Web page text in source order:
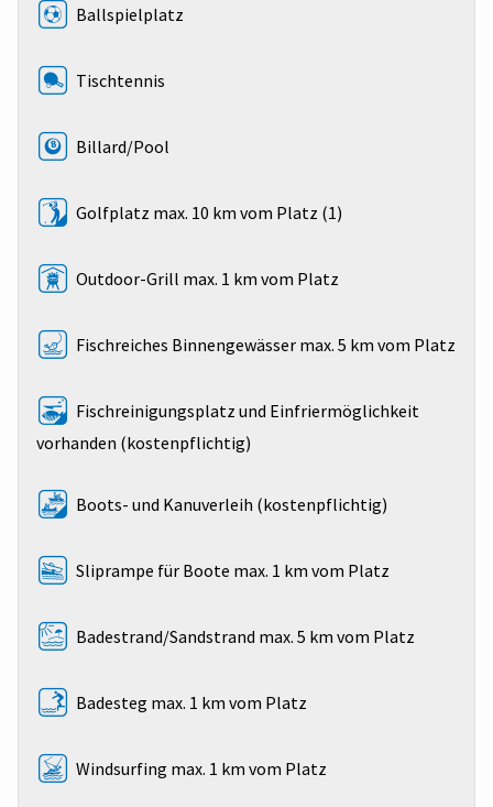
Ballspielplatz
Tischtennis
Billard/Pool
Golfplatz max. 10 km vom Platz (1)
Outdoor-Grill max. 1 km vom Platz
Fischreiches Binnengewässer max. 5 km vom Platz
Fischreinigungsplatz und Einfriermöglichkeit
vorhanden (kostenpflichtig)
Boots- und Kanuverleih (kostenpflichtig)
Sliprampe für Boote max. 1 km vom Platz
Badestrand/Sandstrand max. 5 km vom Platz
Badesteg max. 1 km vom Platz
Windsurfing max. 1 km vom Platz